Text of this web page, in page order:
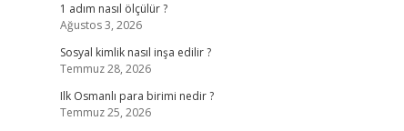
1 adım nasıl ölçülür ?
Ağustos 3, 2026
Sosyal kimlik nasıl inşa edilir ?
Temmuz 28, 2026
Ilk Osmanlı para birimi nedir ?
Temmuz 25, 2026